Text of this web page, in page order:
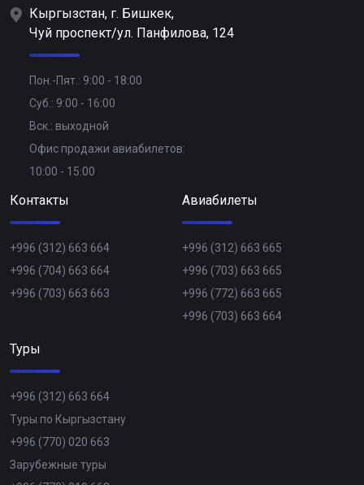
Кыргызстан, г. Бишкек,
Чуй проспект/ул. Панфилова, 124
Пон.-Пят.: 9:00 - 18:00
Суб.: 9:00 - 16:00
Вск.: выходной
Офис продажи авиабилетов:
10:00 - 15:00
Контакты
+996 (312) 663 664
+996 (704) 663 664
+996 (703) 663 663
Авиабилеты
+996 (312) 663 665
+996 (703) 663 665
+996 (772) 663 665
+996 (703) 663 664
Туры
+996 (312) 663 664
Туры по Кыргызстану
+996 (770) 020 663
Зарубежные туры